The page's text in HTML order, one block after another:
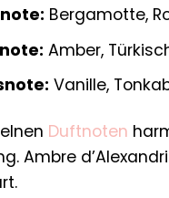
Bergamotte,
Amber,
Vanille,
Duftnoten
Ambre